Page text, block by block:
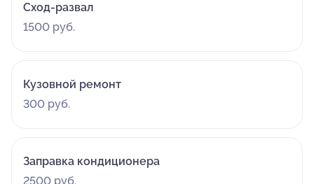
Сход-развал
1500 руб.
Кузовной ремонт
300 руб.
Заправка кондиционера
2500 руб.